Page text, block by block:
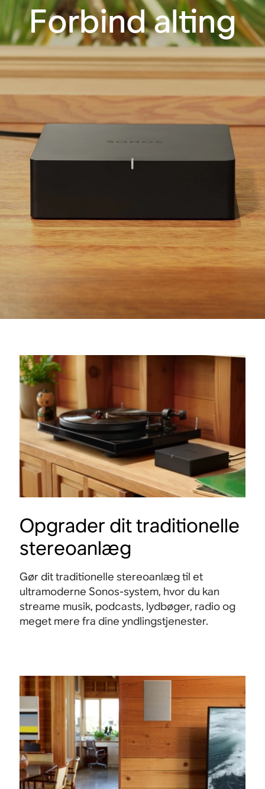
Forbind alting
Opgrader dit traditionelle
stereoanlæg
Gør dit traditionelle stereoanlæg til et
ultramoderne Sonos-system, hvor du kan
streame musik, podcasts, lydbøger, radio og
meget mere fra dine yndlingstjenester.